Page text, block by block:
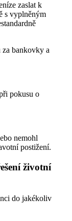
zaslat k
s vyplněným
za bankovky a
pokusu o
nemohl
postižení.
životní
do jakékoliv